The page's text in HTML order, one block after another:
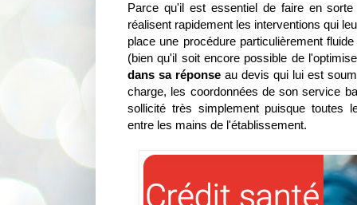
Parce qu'il est essentiel de faire en
réalisent rapidement les interventions qui
place une procédure particulièrement
(bien qu'il soit encore possible de
dans sa réponse au devis qui lui est
charge, les coordonnées de son service
sollicité très simplement puisque toutes
entre les mains de l'établissement.